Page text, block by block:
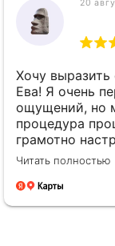
20
Хочу
Ева! Я очень переживала из-за болезненных
ощущений, но
процедура
грамотно
работу и
Читать полностью